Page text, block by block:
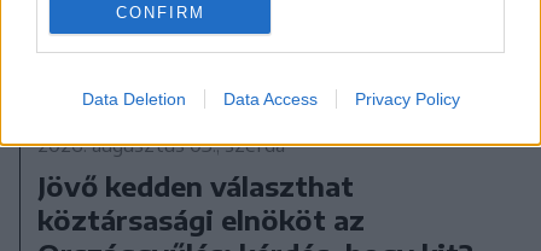
CONFIRM
Data Deletion Data Access Privacy Policy
2026. augusztus 05., szerda
Jövő kedden választhat
köztársasági elnököt az